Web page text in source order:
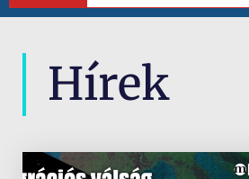
Hírek